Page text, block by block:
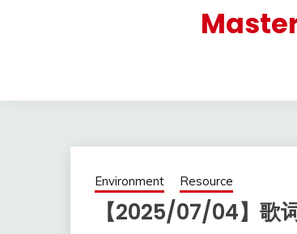
Environment Resource
【2025/07/04】歌